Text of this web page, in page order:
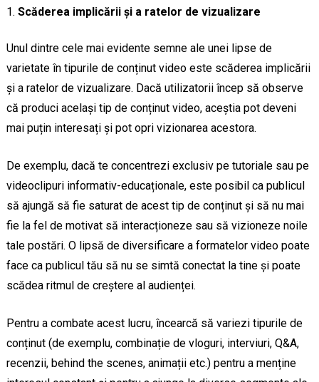
Scăderea implicării și a ratelor de vizualizare
Unul dintre cele mai evidente semne ale unei lipse de
varietate în tipurile de conținut video este scăderea implicării
și a ratelor de vizualizare. Dacă utilizatorii încep să observe
că produci același tip de conținut video, aceștia pot deveni
mai puțin interesați și pot opri vizionarea acestora.
De exemplu, dacă te concentrezi exclusiv pe tutoriale sau pe
videoclipuri informativ-educaționale, este posibil ca publicul
să ajungă să fie saturat de acest tip de conținut și să nu mai
fie la fel de motivat să interacționeze sau să vizioneze noile
tale postări. O lipsă de diversificare a formatelor video poate
face ca publicul tău să nu se simtă conectat la tine și poate
scădea ritmul de creștere al audienței.
Pentru a combate acest lucru, încearcă să variezi tipurile de
conținut (de exemplu, combinație de vloguri, interviuri, Q&A,
recenzii, behind the scenes, animații etc.) pentru a menține